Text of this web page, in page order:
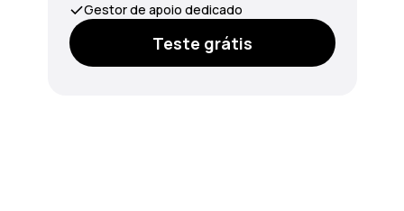
Gestor de apoio dedicado
Teste grátis